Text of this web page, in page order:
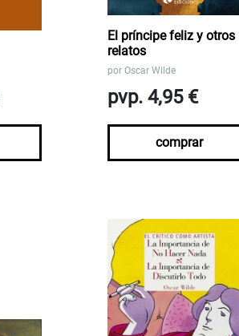
El príncipe feliz y otros
relatos
por Oscar Wilde
pvp. 4,95 €
comprar